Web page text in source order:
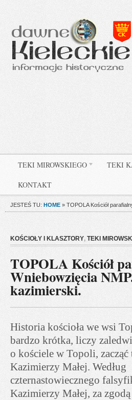
TEKI MIROWSKIEGO TEKI
KONTAKT
JESTEŚ TU: HOME » TOPOLA Kościół
KOŚCIOŁY I KLASZTORY, TEKI
TOPOLA Kościół
Wniebowzięcia
kazimierski.
Historia kościoła we wsi
bardzo krótka, liczy
o kościele w Topoli, zacząć
Kazimierzy Małej. Według
czternastowiecznego
Kazimierzy Małej, za